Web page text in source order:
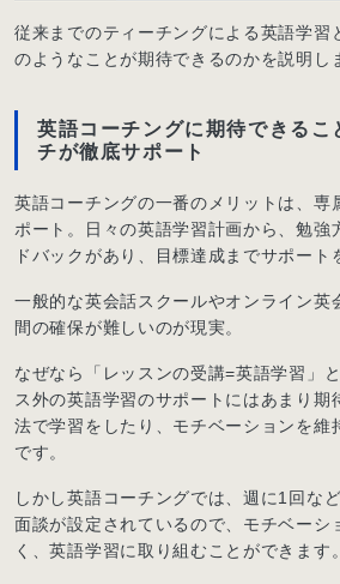
従来までのティーチングによる英語学習
のようなことが期待できるのかを説明し
英語コーチングに期待できる
チが徹底サポート
英語コーチングの一番のメリットは、専
ポート。日々の英語学習計画から、勉強
ドバックがあり、目標達成までサポート
一般的な英会話スクールやオンライン英
間の確保が難しいのが現実。
なぜなら「レッスンの受講=英語学習」
ス外の英語学習のサポートにはあまり期
法で学習をしたり、モチベーションを維
です。
しかし英語コーチングでは、週に1回な
面談が設定されているので、モチベーシ
く、英語学習に取り組むことができます。